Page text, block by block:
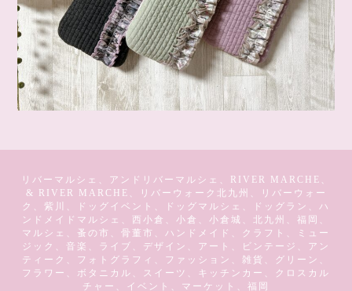
リバーマルシェ、アンドリバーマルシェ、RIVER MARCHE、
& RIVER MARCHE、リバーウォーク北九州、リバーウォー
ク、紫川、ドッグイベント、ドッグマルシェ、ドッグラン、ハ
ンドメイドマルシェ、西小倉、小倉、小倉城、北九州、福岡、
マルシェ、蚤の市、骨董市、ハンドメイド、クラフト、ミュー
ジック、音楽、ライブ、デザイン、アート、ビンテージ、アン
ティーク、フォトグラフィ、ファッション、雑貨、グリーン、
フラワー、ボタニカル、スイーツ、キッチンカー、クロスカル
チャー、イベント、マーケット、福岡